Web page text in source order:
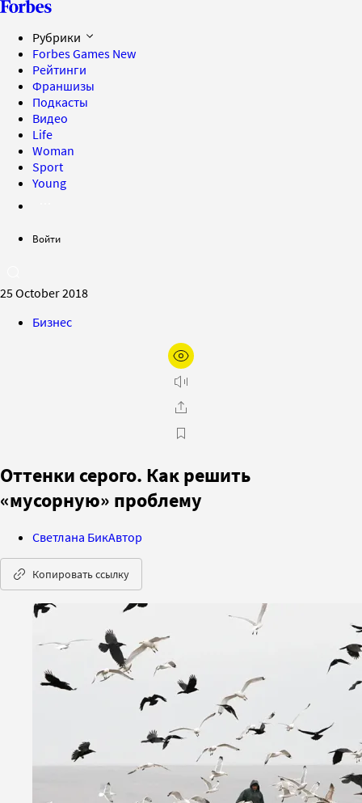
Рубрики
Forbes Games New
Рейтинги
Франшизы
Подкасты
Видео
Life
Woman
Sport
Young
Войти
25 October 2018
Бизнес
Оттенки серого. Как решить
«мусорную» проблему
Светлана БикАвтор
Копировать ссылку